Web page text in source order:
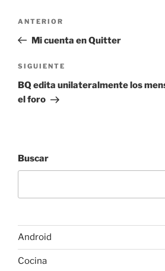
entradas
Entrada
anterior:
ANTERIOR
Mi cuenta en Quitter
Siguiente
entrada
SIGUIENTE
BQ edita unilateralmente los
el foro
Buscar
Android
Cocina